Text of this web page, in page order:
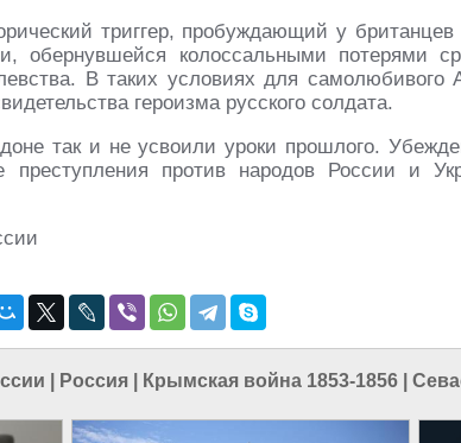
триггер, пробуждающий у
обернувшейся колоссальными потерями
В таких условиях для самолюбивого
героизма русского солдата.
так и не усвоили уроки прошлого.
преступления против народов России и
Россия Крымская война 1853-1856